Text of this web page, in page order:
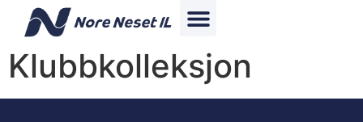
Klubbkolleksjon